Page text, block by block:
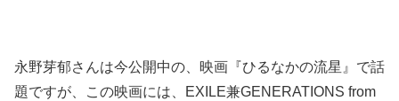
永野芽郁さんは今公開中の、映画『ひるなかの流星』で話
題ですが、この映画には、EXILE兼GENERATIONS from